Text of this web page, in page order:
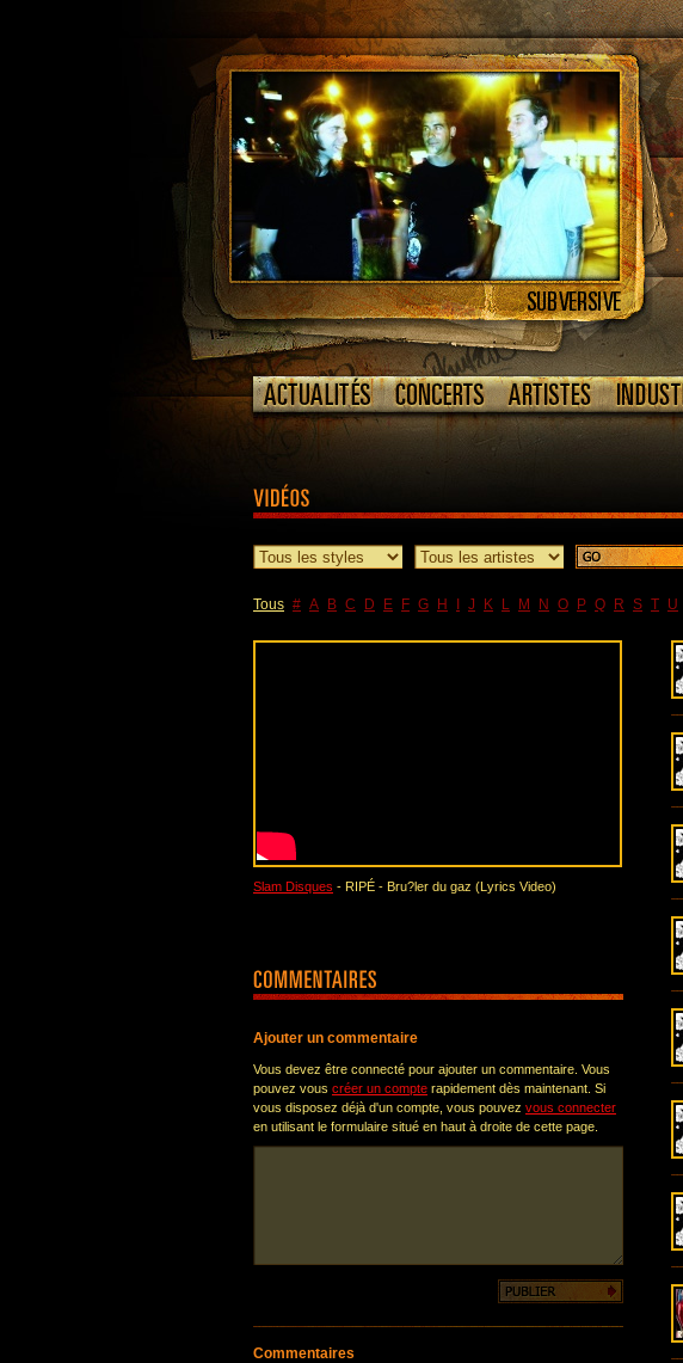
Tous # A B C D E F G H J K L M N O P Q R S T U
Slam Disques - RIPÉ - Bru?ler du gaz (Lyrics Video)
Ajouter un commentaire
Vous devez être connecté pour ajouter un commentaire. Vous
pouvez vous créer un compte rapidement dès maintenant. Si
vous disposez déjà d'un compte, vous pouvez vous connecter
en utilisant le formulaire situé en haut à droite de cette page.
Commentaires